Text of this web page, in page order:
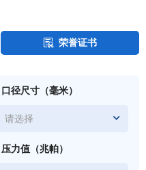
荣誉证书
压力值（兆帕）
口径尺寸（毫米）
请选择